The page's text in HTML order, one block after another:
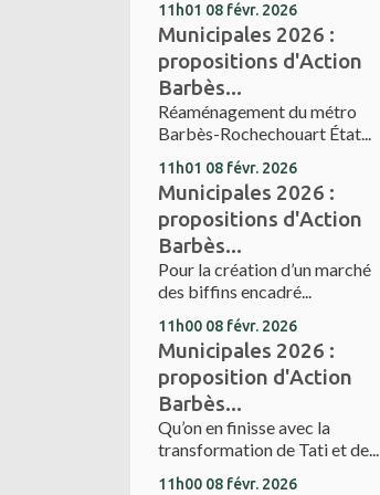
11h01 08 févr. 2026
Municipales 2026 :
propositions d'Action
Barbès...
Réaménagement du métro
Barbès-Rochechouart État...
11h01 08 févr. 2026
Municipales 2026 :
propositions d'Action
Barbès...
Pour la création d’un marché
des biffins encadré...
11h00 08 févr. 2026
Municipales 2026 :
proposition d'Action
Barbès...
Qu’on en finisse avec la
transformation de Tati et de...
11h00 08 févr. 2026